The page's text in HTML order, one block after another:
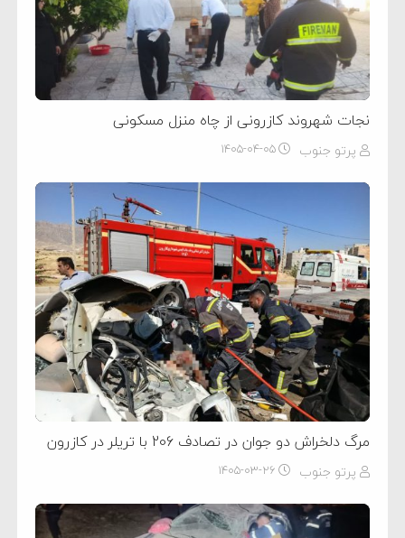
نجات شهروند کازرونی از چاه منزل مسکونی
پرتو جنوب ۱۴۰۵-۰۴-۰۵
مرگ دلخراش دو جوان در تصادف 206 با تریلر در کازرون
پرتو جنوب ۱۴۰۵-۰۳-۲۶